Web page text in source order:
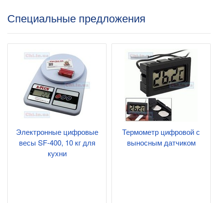
Специальные предложения
Электронные цифровые
весы SF-400, 10 кг для
кухни
Термометр цифровой с
выносным датчиком